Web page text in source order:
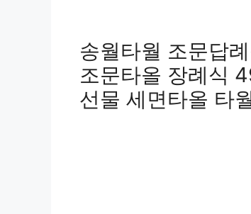
송월타월 조문답
조문타올 장례식
선물 세면타올 타